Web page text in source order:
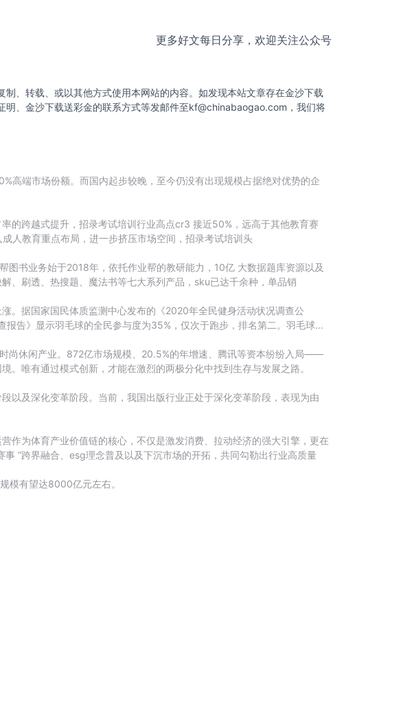
更多好文每日分享，欢迎关注公众号
、转载、或以其他方式使用本网站的内容。如发现本站文章存在金沙下载
、金沙下载送彩金的联系方式等发邮件至kf@chinabaogao.com ，我们将
高端市场份额。而国内起步较晚，至今仍没有出现规模占据绝对优势的企
的跨越式提升，招录考试培训行业高点cr3 接近50%，远高于其他教育赛
人教育重点布局，进一步挤压市场空间，招录考试培训头
图书业务始于2018年，依托作业帮的教研能力，10亿 大数据题库资源以及
、刷透、热搜题、魔法书等七大系列产品，sku已达千余种，单品销
。据国家国民体质监测中心发布的《2020年全民健身活动状况调查公
告》显示羽毛球的全民参与度为35%，仅次于跑步，排名第二。羽毛球运
尚休闲产业。872亿市场规模、20.5%的年增速、腾讯等资本纷纷入局——
唯有通过模式创新，才能在激烈的两极分化中找到生存与发展之路。
以及深化变革阶段。当前，我国出版行业正处于深化变革阶段，表现为‌由
作为体育产业价值链的核心，不仅是激发消费、拉动经济的强大引擎，更在
”跨界融合、esg理念普及以及下沉市场的开拓，共同勾勒出行业高质量
模有望达8000亿元左右。